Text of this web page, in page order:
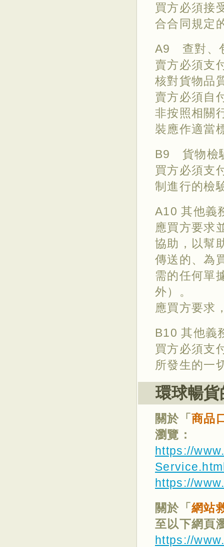
買方必須接
合合同規定
A9 查對、
賣方必須支
核對貨物品
賣方必須自
非按照相關
裝應作適當
B9 貨物檢
買方必須支
制進行的檢
A10 其他義
應買方要求
協助，以幫
傳送的、為
需的任何單
外）。
應買方要求
B10 其他義
買方必須支
所發生的一
環球暢
關於「 商品
瀏覽：
https://
https://
關於「 網站
至以下網頁
https://